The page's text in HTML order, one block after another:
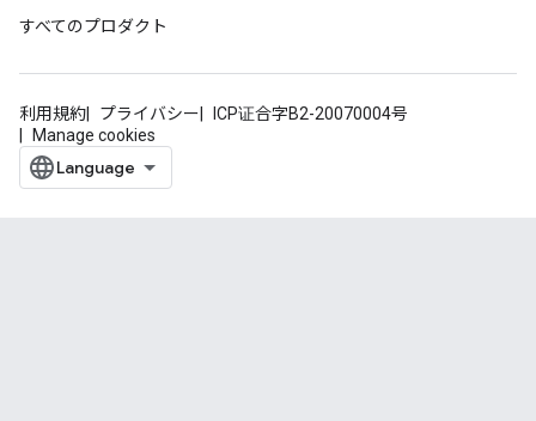
すべてのプロダクト
利用規約 プライバシー
ICP证合字B2-20070004号
Manage cookies